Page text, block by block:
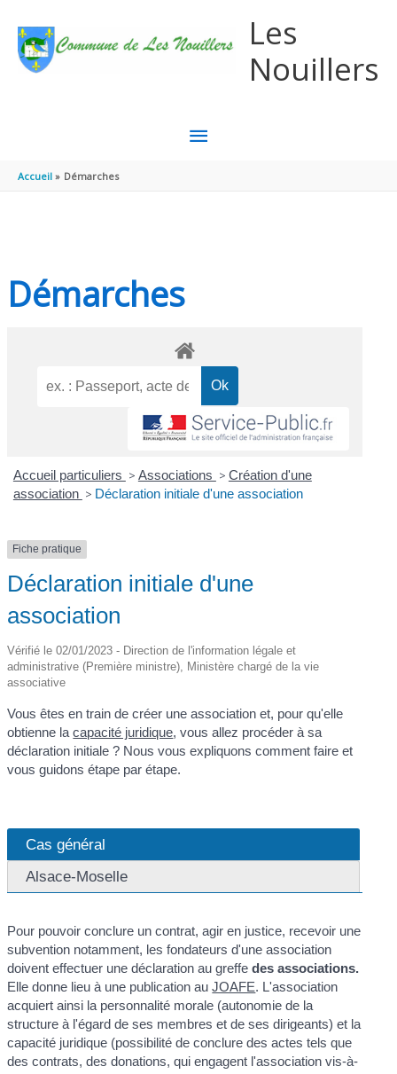
Les
Nouillers
MENU
Accueil Démarches
Démarches
Accueil particuliers > Associations > Création d'une
association > Déclaration initiale d'une association
Fiche pratique
Déclaration initiale d'une
association
Vérifié le 02/01/2023 - Direction de l'information légale et
administrative (Première ministre), Ministère chargé de la vie
associative
Vous êtes en train de créer une association et, pour qu'elle
obtienne lacapacité juridique, vous allez procéder à sa
déclaration initiale ? Nous vous expliquons comment faire et
vous guidons étape par étape.
Cas général
Alsace-Moselle
Pour pouvoir conclure un contrat, agir en justice, recevoir une
subvention notamment, les fondateurs d'une association
doivent effectuer une déclaration au greffedes associations.
Elle donne lieu à une publication auJOAFE. L'association
acquiert ainsi la personnalité morale (autonomie de la
structure à l'égard de ses membres et de ses dirigeants) et la
capacité juridique (possibilité de conclure des actes tels que
des contrats, des donations, qui engagent l'association vis-à-